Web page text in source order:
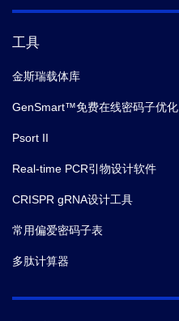
工具
金斯瑞载体库
GenSmart™免费在线密码子优化
Psort II
Real-time PCR引物设计软件
CRISPR gRNA设计工具
常用偏爱密码子表
多肽计算器